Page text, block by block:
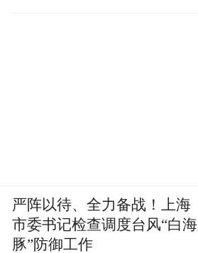
严阵以待、全力备战！上海
市委书记检查调度台风“白海
豚”防御工作